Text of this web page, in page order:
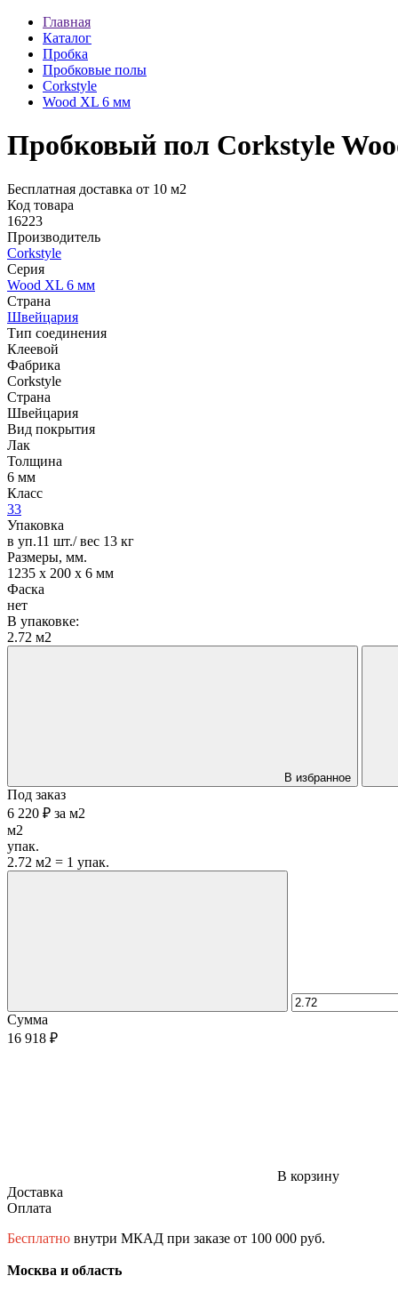
Главная
Каталог
Пробка
Пробковые полы
Corkstyle
Wood XL 6 мм
Пробковый пол Corkstyle
Бесплатная доставка от 10 м2
Код товара
16223
Производитель
Corkstyle
Серия
Wood XL 6 мм
Страна
Швейцария
Тип соединения
Клеевой
Фабрика
Corkstyle
Страна
Швейцария
Вид покрытия
Лак
Толщина
6 мм
Класс
33
Упаковка
в уп.11 шт./ вес 13 кг
Размеры, мм.
1235 х 200 х 6 мм
Фаска
нет
В упаковке:
2.72 м2
В избранное
Под заказ
6 220 ₽ за м2
м2
упак.
2.72 м2 = 1 упак.
Сумма
16 918 ₽
В корзину
Доставка
Оплата
Бесплатно внутри МКАД при заказе от 100 000 руб.
Москва и область